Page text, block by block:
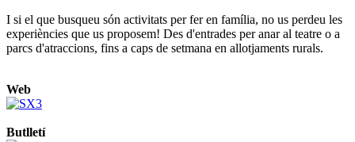
I si el que busqueu són activitats per fer en família, no us perdeu les
experiències que us proposem! Des d'entrades per anar al teatre o a
parcs d'atraccions, fins a caps de setmana en allotjaments rurals.
Web
Butlletí